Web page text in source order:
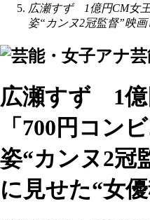
広瀬すず 1億円CM女
姿“カンヌ2冠監督”映
広瀬すず 1億
「700円コン
姿“カンヌ2冠
に見せた“女